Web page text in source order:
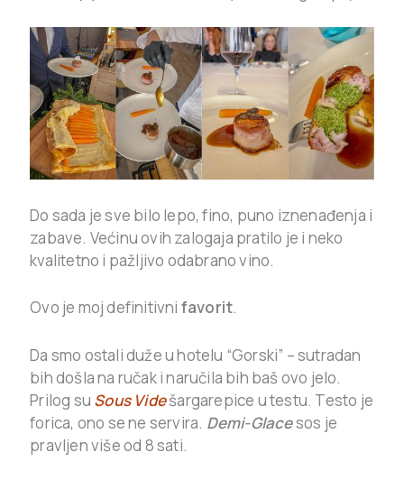
Do sada je sve bilo lepo, fino, puno iznenađenja i
zabave. Većinu ovih zalogaja pratilo je i neko
kvalitetno i pažljivo odabrano vino.
Ovo je moj definitivni favorit.
Da smo ostali duže u hotelu “Gorski” – sutradan
bih došla na ručak i naručila bih baš ovo jelo.
Prilog su Sous Videšargarepice u testu. Testo je
forica, ono se ne servira. Demi-Glacesos je
pravljen više od 8 sati.